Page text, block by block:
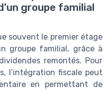
groupe familial
souvent le premier étage
groupe familial, grâce à
remontés. Pour
l’intégration fiscale peut
en permettant de